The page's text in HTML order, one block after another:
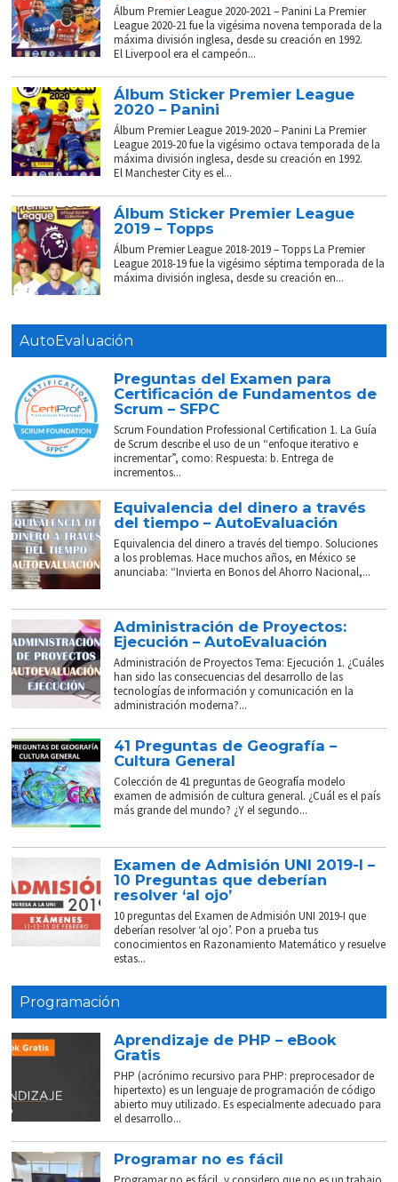
Álbum Premier League 2020-2021 – Panini La Premier
League 2020-21 fue la vigésima novena temporada de la
máxima división inglesa, desde su creación en 1992.
El Liverpool era el campeón...
Álbum Sticker Premier League
2020 – Panini
Álbum Premier League 2019-2020 – Panini La Premier
League 2019-20 fue la vigésimo octava temporada de la
máxima división inglesa, desde su creación en 1992.
El Manchester City es el...
Álbum Sticker Premier League
2019 – Topps
Álbum Premier League 2018-2019 – Topps La Premier
League 2018-19 fue la vigésimo séptima temporada de la
máxima división inglesa, desde su creación en...
AutoEvaluación
Preguntas del Examen para
Certificación de Fundamentos de
Scrum – SFPC
Scrum Foundation Professional Certification 1. La Guía
de Scrum describe el uso de un “enfoque iterativo e
incrementar”, como: Respuesta: b. Entrega de
incrementos...
Equivalencia del dinero a través
del tiempo – AutoEvaluación
Equivalencia del dinero a través del tiempo. Soluciones
a los problemas. Hace muchos años, en México se
anunciaba: “Invierta en Bonos del Ahorro Nacional,...
Administración de Proyectos:
Ejecución – AutoEvaluación
Administración de Proyectos Tema: Ejecución 1. ¿Cuáles
han sido las consecuencias del desarrollo de las
tecnologías de información y comunicación en la
administración moderna?...
41 Preguntas de Geografía –
Cultura General
Colección de 41 preguntas de Geografía modelo
examen de admisión de cultura general. ¿Cuál es el país
más grande del mundo? ¿Y el segundo...
Examen de Admisión UNI 2019-I –
10 Preguntas que deberían
resolver ‘al ojo’
10 preguntas del Examen de Admisión UNI 2019-I que
deberían resolver ‘al ojo’. Pon a prueba tus
conocimientos en Razonamiento Matemático y resuelve
estas...
Programación
Aprendizaje de PHP – eBook
Gratis
PHP (acrónimo recursivo para PHP: preprocesador de
hipertexto) es un lenguaje de programación de código
abierto muy utilizado. Es especialmente adecuado para
el desarrollo...
Programar no es fácil